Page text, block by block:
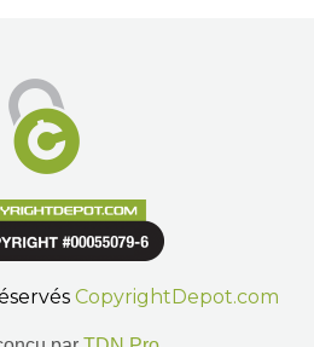
CopyrightDepot.com